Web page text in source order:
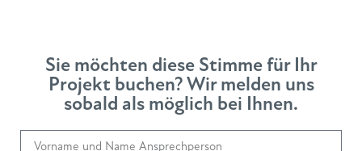
Sie möchten diese Stimme für Ihr
Projekt buchen? Wir melden uns
sobald als möglich bei Ihnen.